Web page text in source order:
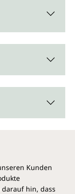
Kunden
hin, dass